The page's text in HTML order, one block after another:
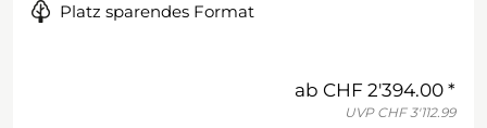
Platz sparendes Format
ab CHF 2'394.00
UVP CHF 3'112.99